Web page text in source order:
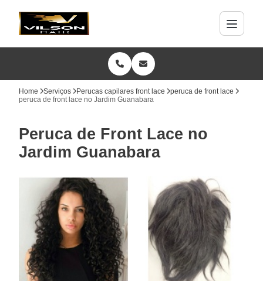
Home Serviços Perucas capilares front lace
peruca de front lace
peruca de front lace no Jardim Guanabara
Peruca de Front Lace no
Jardim Guanabara